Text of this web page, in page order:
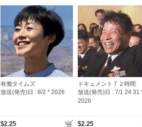
有働タイムズ
放送(発売)日 : 8/2 * 2026
$2.25
ドキュメント７２時間
放送(発売)日 : 7/1 24 31
2026
$2.25